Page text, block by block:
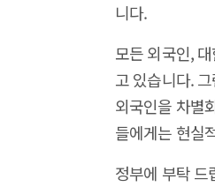
니다.
모든 외국인,
고 있습니다.
외국인을 차별
들에게는 현실
정부에 부탁 드